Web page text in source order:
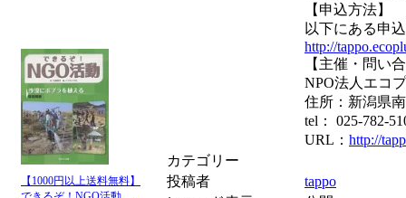
【1000円以上送料無料】
【申込方法】
以下にある申
http://
【主催・問い
NPO法人エコ
住所：新潟県
tel： 025-782-
URL： http://
カテゴリー
投稿者
tappo